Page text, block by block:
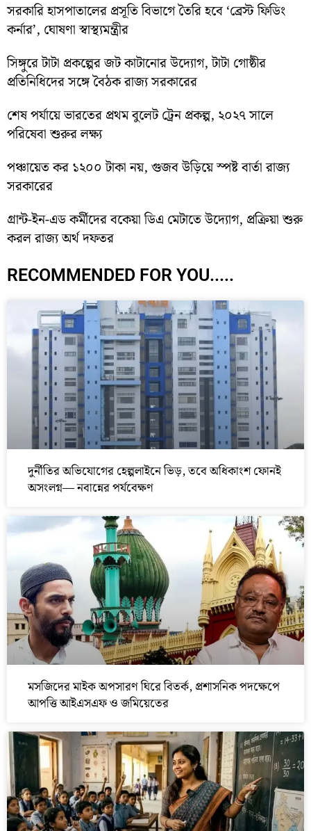
সরকারি হাসপাতালের প্রসূতি বিভাগে তৈরি হবে ‘ব্রেস্ট ফিডিং
কর্নার’, ঘোষণা স্বাস্থ্যমন্ত্রীর
সিঙ্গুরে টাটা প্রকল্পের জট কাটানোর উদ্যোগ, টাটা গোষ্ঠীর
প্রতিনিধিদের সঙ্গে বৈঠক রাজ্য সরকারের
শেষ পর্যায়ে ভারতের প্রথম বুলেট ট্রেন প্রকল্প, ২০২৭ সালে
পরিষেবা শুরুর লক্ষ্য
পঞ্চায়েত কর ১২০০ টাকা নয়, গুজব উড়িয়ে স্পষ্ট বার্তা রাজ্য
সরকারের
গ্রান্ট-ইন-এড কর্মীদের বকেয়া ডিএ মেটাতে উদ্যোগ, প্রক্রিয়া শুরু
করল রাজ্য অর্থ দফতর
RECOMMENDED FOR YOU.....
দুর্নীতির অভিযোগের হেল্পলাইনে ভিড়, তবে অধিকাংশ ফোনই
অসংলগ্ন— নবান্নের পর্যবেক্ষণ
মসজিদের মাইক অপসারণ ঘিরে বিতর্ক, প্রশাসনিক পদক্ষেপে
আপত্তি আইএসএফ ও জমিয়েতের